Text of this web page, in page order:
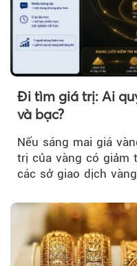
Đi tìm giá trị: Ai
và bạc?
Nếu sáng mai giá
trị của vàng có giảm
các sở giao dịch